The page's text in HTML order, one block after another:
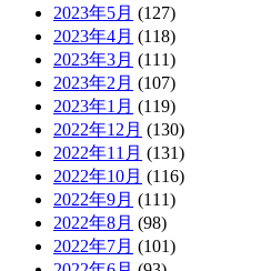
2023年5月 (127)
2023年4月 (118)
2023年3月 (111)
2023年2月 (107)
2023年1月 (119)
2022年12月 (130)
2022年11月 (131)
2022年10月 (116)
2022年9月 (111)
2022年8月 (98)
2022年7月 (101)